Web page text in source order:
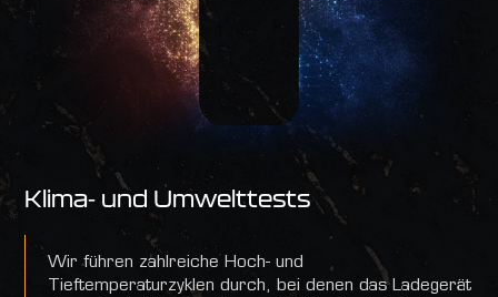
Klima- und Umwelttests
Wir führen zahlreiche Hoch- und
Tieftemperaturzyklen durch, bei denen das Ladegerät